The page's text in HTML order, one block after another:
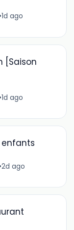
•1d ago
[Saison
•1d ago
•2d ago